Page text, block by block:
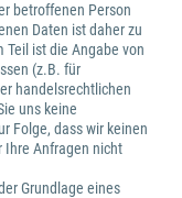
betroffenen Person
Daten ist daher zu
Teil ist die Angabe von
(z.B. für
handelsrechtlichen
uns keine
Folge, dass wir keinen
Ihre Anfragen nicht
Grundlage eines